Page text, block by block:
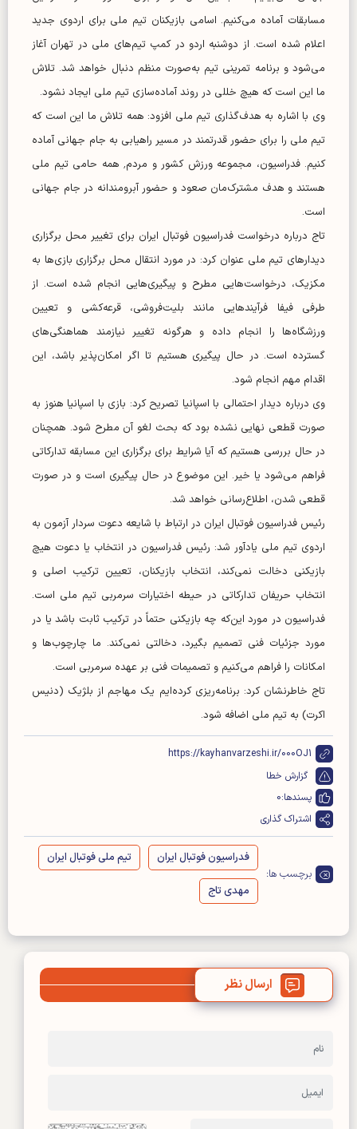
مسابقات آماده می‌کنیم. اسامی بازیکنان تیم ملی برای اردوی جدید
اعلام شده است. از دوشنبه اردو در کمپ تیم‌های ملی در تهران آغاز
می‌شود و برنامه تمرینی تیم به‌صورت منظم دنبال خواهد شد. تلاش
ما این است که هیچ خللی در روند آماده‌سازی تیم ملی ایجاد نشود.
وی با اشاره به هدف‌گذاری تیم ملی افزود: همه تلاش ما این است که
تیم ملی را برای حضور قدرتمند در مسیر راهیابی به جام جهانی آماده
کنیم. فدراسیون، مجموعه ورزش کشور و مردم٬ همه حامی تیم ملی
هستند و هدف مشترک‌مان صعود و حضور آبرومندانه در جام جهانی
است.
تاج درباره درخواست فدراسیون فوتبال ایران برای تغییر محل برگزاری
دیدار‌های تیم ملی عنوان کرد: در مورد انتقال محل برگزاری بازی‌ها به
مکزیک، درخواست‌هایی مطرح و پیگیری‌هایی انجام شده است. از
طرفی فیفا فرآیند‌هایی مانند بلیت‌فروشی، قرعه‌کشی و تعیین
ورزشگاه‌ها را انجام داده و هرگونه تغییر نیازمند هماهنگی‌های
گسترده است. در حال پیگیری هستیم تا اگر امکان‌پذیر باشد، این
اقدام مهم انجام شود.
وی درباره دیدار احتمالی با اسپانیا تصریح کرد: بازی با اسپانیا هنوز به
صورت قطعی نهایی نشده بود که بحث لغو آن مطرح شود. همچنان
در حال بررسی هستیم که آیا شرایط برای برگزاری این مسابقه تدارکاتی
فراهم می‌شود یا خیر. این موضوع در حال پیگیری است و در صورت
قطعی شدن، اطلاع‌رسانی خواهد شد.
رئیس فدراسیون فوتبال ایران در ارتباط با شایعه دعوت سردار آزمون به
اردوی تیم ملی یادآور شد: رئیس فدراسیون در انتخاب یا دعوت هیچ
بازیکنی دخالت نمی‌کند، انتخاب بازیکنان، تعیین ترکیب اصلی و
انتخاب حریفان تدارکاتی در حیطه اختیارات سرمربی تیم ملی است.
فدراسیون در مورد این‌که چه بازیکنی حتماً در ترکیب ثابت باشد یا در
مورد جزئیات فنی تصمیم بگیرد، دخالتی نمی‌کند. ما چارچوب‌ها و
امکانات را فراهم می‌کنیم و تصمیمات فنی بر عهده سرمربی است.
تاج خاطرنشان کرد: برنامه‌ریزی کرده‌ایم یک مهاجم از بلژیک (دنیس
اکرت) به تیم ملی اضافه شود.
https://kayhanvarzeshi.ir/000OJ1
گزارش خطا
پسندها:0
اشتراک گذاری
برچسب ها:
فدراسیون فوتبال ایران تیم ملی فوتبال ایران
مهدی تاج
ارسال نظر